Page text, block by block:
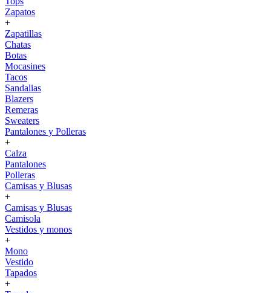
Zapatos
+
Zapatillas
Chatas
Botas
Mocasines
Tacos
Sandalias
Blazers
Remeras
Sweaters
Pantalones y Polleras
+
Calza
Pantalones
Polleras
Camisas y Blusas
+
Camisas y Blusas
Camisola
Vestidos y monos
+
Mono
Vestido
Tapados
+